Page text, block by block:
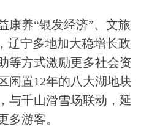
养“银发经济”、文旅
辽宁多地加大稳增长政
等方式激励更多社会资
闲置12年的八大湖地块
与千山滑雪场联动，延
多游客。